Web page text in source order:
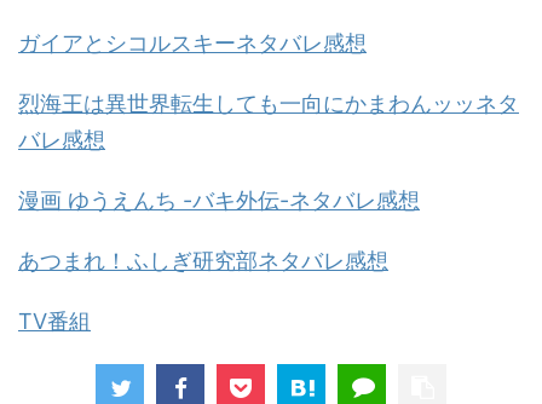
ガイアとシコルスキーネタバレ感想
烈海王は異世界転生しても一向にかまわんッッネタ
バレ感想
漫画 ゆうえんち -バキ外伝-ネタバレ感想
あつまれ！ふしぎ研究部ネタバレ感想
TV番組